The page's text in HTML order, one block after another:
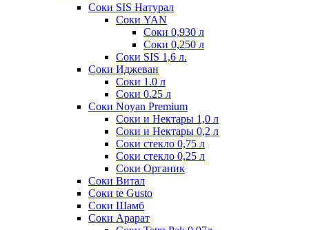
Соки SIS Натурал
Соки YAN
Соки 0,930 л
Соки 0,250 л
Соки SIS 1,6 л.
Соки Иджеван
Соки 1.0 л
Соки 0.25 л
Соки Noyan Premium
Соки и Нектары 1,0 л
Соки и Нектары 0,2 л
Соки стекло 0,75 л
Соки стекло 0,25 л
Соки Органик
Соки Витал
Соки te Gusto
Соки Шамб
Соки Арарат